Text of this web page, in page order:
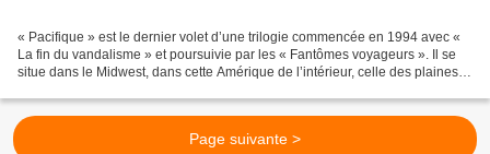
« Pacifique » est le dernier volet d’une trilogie commencée en 1994 avec «
La fin du vandalisme » et poursuivie par les « Fantômes voyageurs ». Il se
situe dans le Midwest, dans cette Amérique de l’intérieur, celle des plaines
Page suivante >